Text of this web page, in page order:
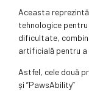
Aceasta
tehnologice
dificultate,
artificială pentru a
Astfel, cele două
și ”PawsAbility”